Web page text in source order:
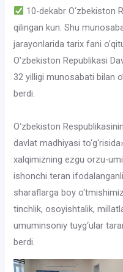
10-dekabr O‘zbekiston
qilingan kun. Shu
jarayonlarida tarix fani
O’zbekiston Republikasi
32 yilligi munosabati bilan
berdi.
Oʻzbekiston
davlat madhiyasi
xalqimizning ezgu orzu-
ishonchi teran
sharaflarga boy
tinchlik, osoyishtalik,
umuminsoniy tuyg‘ular
berdi.